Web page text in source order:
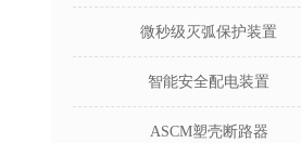
微秒级灭弧保护装置
智能安全配电装置
ASCM塑壳断路器